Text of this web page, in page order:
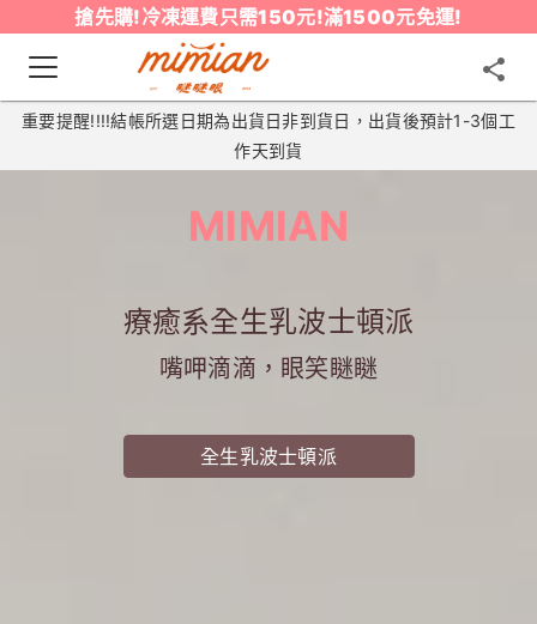
搶先購!冷凍運費只需150元!滿1500元免運!
重要提醒!!!!結帳所選日期為出貨日非到貨日，出貨後預計1-3個工
作天到貨
MIMIAN
療癒系全生乳波士頓派
嘴呷滴滴，眼笑瞇瞇
全生乳波士頓派